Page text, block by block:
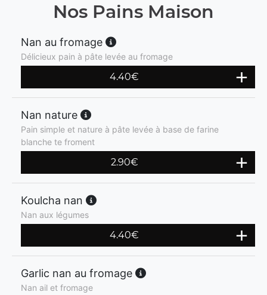
Nos Pains Maison
Nan au fromage
Délicieux pain à pâte levée au fromage
4.40€
Nan nature
Pain simple et nature à pâte levée à base de farine
blanche te froment
2.90€
Koulcha nan
Nan aux légumes
4.40€
Garlic nan au fromage
Nan ail et fromage